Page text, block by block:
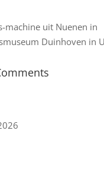
machine uit Nuenen in
Duinhoven in